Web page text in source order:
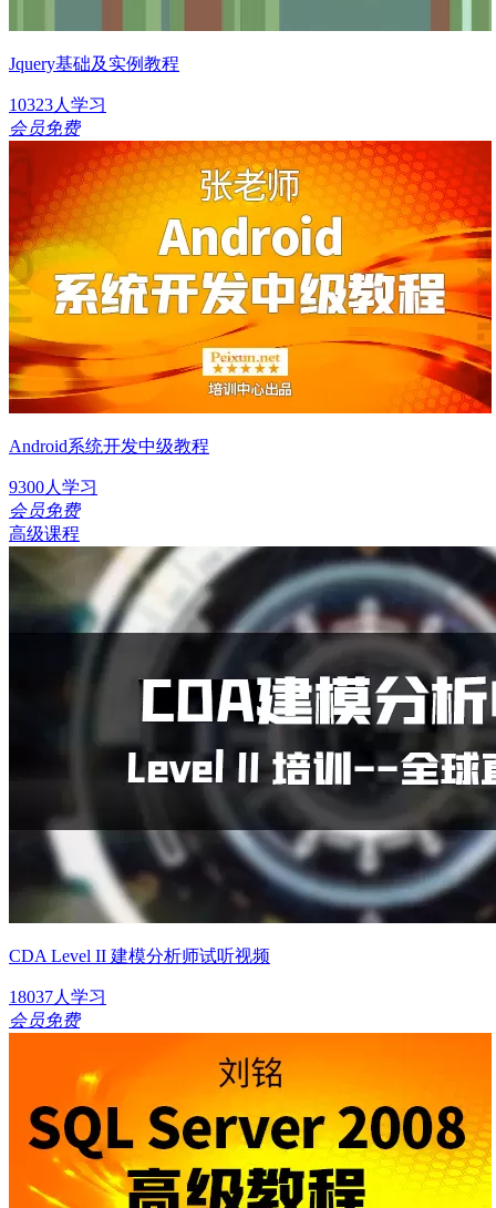
Jquery基础及实例教程
10323人学习
会员免费
Android系统开发中级教程
9300人学习
会员免费
高级课程
CDA Level II 建模分析师试听视频
18037人学习
会员免费